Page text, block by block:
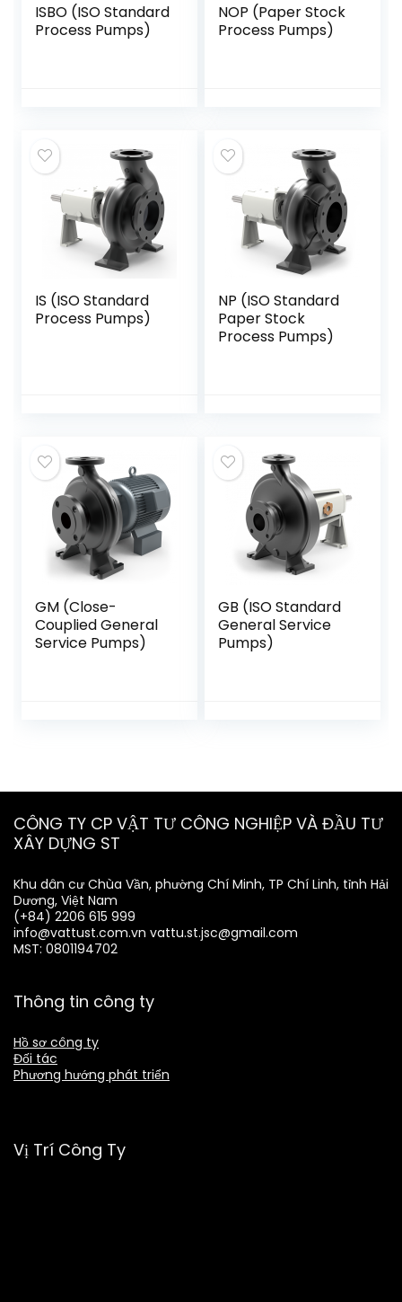
ISBO (ISO Standard
Process Pumps)
NOP (Paper Stock
Process Pumps)
IS (ISO Standard
Process Pumps)
NP (ISO Standard
Paper Stock
Process Pumps)
GM (Close-
Couplied General
Service Pumps)
GB (ISO Standard
General Service
Pumps)
CÔNG TY CP VẬT TƯ CÔNG NGHIỆP VÀ ĐẦU TƯ
XÂY DỰNG ST
Khu dân cư Chùa Vần, phường Chí Minh, TP Chí Linh, tỉnh Hải
Dương, Việt Nam
(+84) 2206 615 999
info@vattust.com.vn vattu.st.jsc@gmail.com
MST: 0801194702
Thông tin công ty
Hồ sơ công ty
Đối tác
Phương hướng phát triển
Vị Trí Công Ty